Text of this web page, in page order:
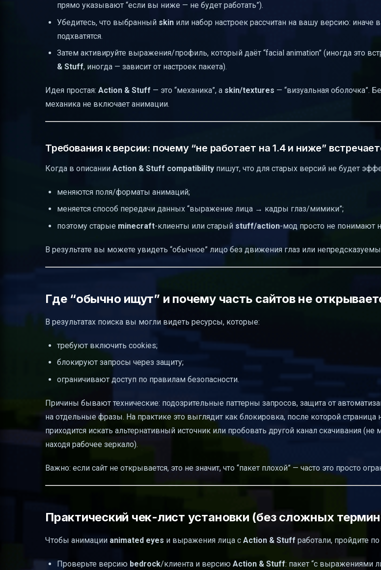
прямо указывают “если вы ниже — не будет работать”).
Убедитесь, что выбранный skin или набор настроек рассчитан на вашу версию: иначе
подхватятся.
Затем активируйте выражения/профиль, который даёт “facial animation” (иногда это
& Stuff, иногда — зависит от настроек пакета).
Идея простая: Action & Stuff — это “механика”, а skin/textures — “визуальная оболочка”.
механика не включает анимации.
Требования к версии: почему “не работает на 1.4 и ниже”
Когда в описании Action & Stuff compatibility пишут, что для старых версий не будет
меняются поля/форматы анимаций;
меняется способ передачи данных “выражение лица → кадры глаз/мимики”;
поэтому старые minecraft-клиенты или старый stuff/action-мод просто не понимают
В результате вы можете увидеть “обычное” лицо без движения глаз или
Где “обычно ищут” и почему часть сайтов не
В результатах поиска вы могли видеть ресурсы, которые:
требуют включить cookies;
блокируют запросы через защиту;
ограничивают доступ по правилам безопасности.
Причины бывают технические: подозрительные паттерны запросов, защита от
на отдельные фразы. На практике это выглядит как блокировка, после которой страница
приходится искать альтернативный источник или пробовать другой канал скачивания
находя рабочее зеркало).
Важно: если сайт не открывается, это не значит, что “пакет плохой” — часто это просто
Практический чек-лист установки (без сложных
Чтобы анимации animated eyes и выражения лица с Action & Stuff работали, пройдите по
Проверьте версию bedrock/клиента и версию Action & Stuff: пакет “с выражениями